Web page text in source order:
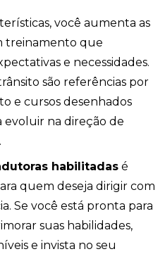
você aumenta as
treinamento que
e necessidades.
são referências por
e cursos desenhados
evoluir na direção de
habilitadas é
quem deseja dirigir com
Se você está pronta para
suas habilidades,
e invista no seu